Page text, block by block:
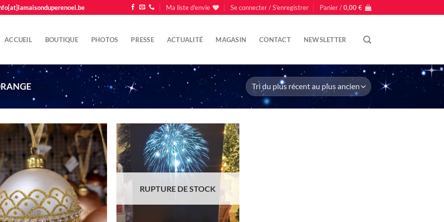
Ma liste d'envie Se connecter / S’enregistrer Panier /0,00€
ACCUEIL BOUTIQUE PHOTOS PRESSE ACTUALITÉ MAGASIN CONTACT NEWSLETTER
Ajouter
à la liste
d'envie
Ajouter
à la liste
d'envie
RUPTURE DE STOCK